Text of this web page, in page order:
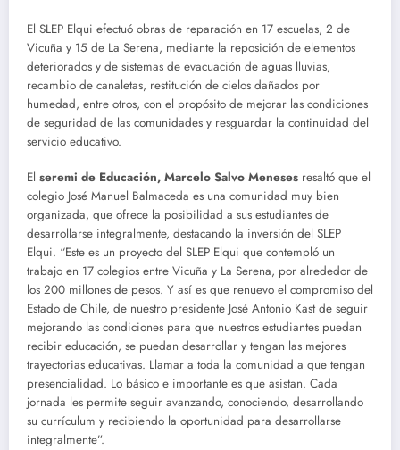
El SLEP Elqui efectuó obras de reparación en 17 escuelas, 2 de
Vicuña y 15 de La Serena, mediante la reposición de elementos
deteriorados y de sistemas de evacuación de aguas lluvias,
recambio de canaletas, restitución de cielos dañados por
humedad, entre otros, con el propósito de mejorar las condiciones
de seguridad de las comunidades y resguardar la continuidad del
servicio educativo.
El seremi de Educación, Marcelo Salvo Meneses resaltó que el
colegio José Manuel Balmaceda es una comunidad muy bien
organizada, que ofrece la posibilidad a sus estudiantes de
desarrollarse integralmente, destacando la inversión del SLEP
Elqui. “Este es un proyecto del SLEP Elqui que contempló un
trabajo en 17 colegios entre Vicuña y La Serena, por alrededor de
los 200 millones de pesos. Y así es que renuevo el compromiso del
Estado de Chile, de nuestro presidente José Antonio Kast de seguir
mejorando las condiciones para que nuestros estudiantes puedan
recibir educación, se puedan desarrollar y tengan las mejores
trayectorias educativas. Llamar a toda la comunidad a que tengan
presencialidad. Lo básico e importante es que asistan. Cada
jornada les permite seguir avanzando, conociendo, desarrollando
su currículum y recibiendo la oportunidad para desarrollarse
integralmente”.